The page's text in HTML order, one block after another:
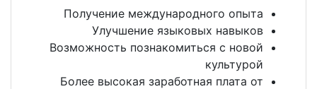
Получение
Улучшение языковых
Возможность
Более высокая заработная